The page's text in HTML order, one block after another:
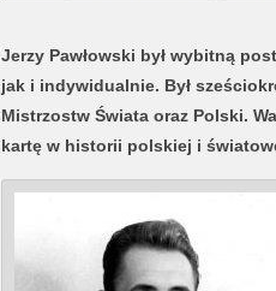
Jerzy Pawłowski był wybitną
jak i indywidualnie. Był
Mistrzostw Świata oraz Polski.
kartę w historii polskiej i